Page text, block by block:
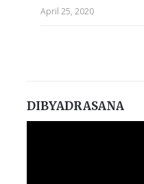
April 25, 2020
DIBYADRASANA